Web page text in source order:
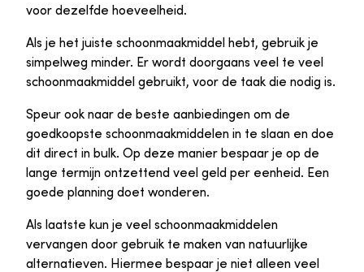
voor dezelfde hoeveelheid.
Als je het juiste schoonmaakmiddel hebt, gebruik je
simpelweg minder. Er wordt doorgaans veel te veel
schoonmaakmiddel gebruikt, voor de taak die nodig is.
Speur ook naar de beste aanbiedingen om de
goedkoopste schoonmaakmiddelen in te slaan en doe
dit direct in bulk. Op deze manier bespaar je op de
lange termijn ontzettend veel geld per eenheid. Een
goede planning doet wonderen.
Als laatste kun je veel schoonmaakmiddelen
vervangen door gebruik te maken van natuurlijke
alternatieven. Hiermee bespaar je niet alleen veel